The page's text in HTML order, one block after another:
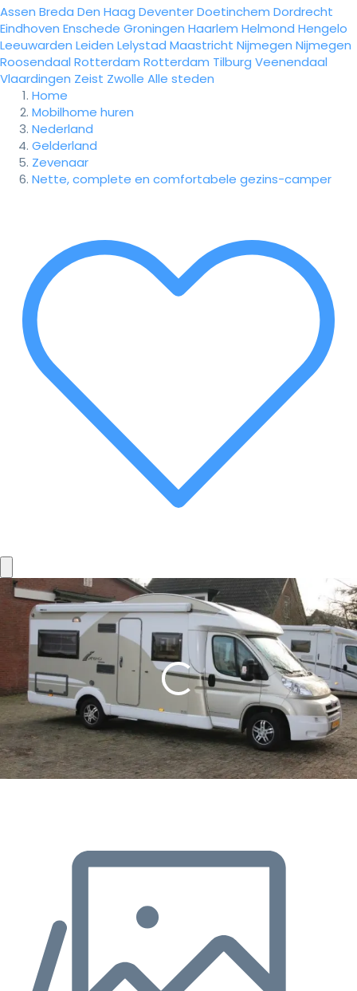
Assen Breda Den Haag DeventerDoetinchem Dordrecht
Eindhoven Enschede Groningen Haarlem Helmond Hengelo
Leeuwarden Leiden Lelystad Maastricht Nijmegen Nijmegen
Roosendaal Rotterdam Rotterdam Tilburg Veenendaal
Vlaardingen Zeist Zwolle Alle steden
Home
Mobilhome huren
Nederland
Gelderland
Zevenaar
Nette, complete en comfortabele gezins-camper